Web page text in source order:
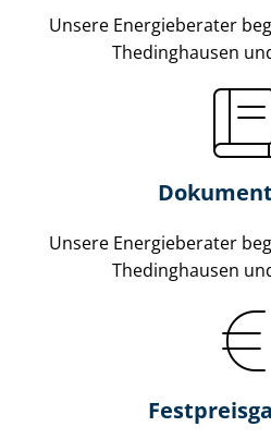
Unsere Energieberater
Thedinghausen
Unsere Energieberater
Thedinghausen